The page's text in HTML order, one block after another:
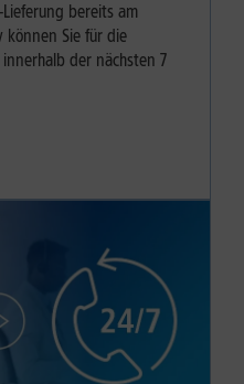
bereits am
können Sie für die
der nächsten 7